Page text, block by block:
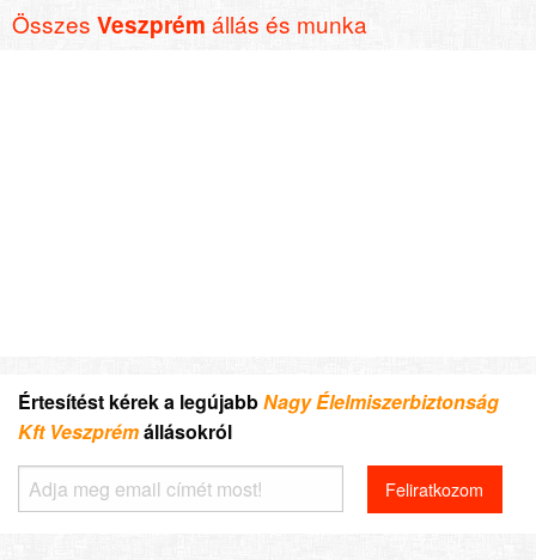
Összes Veszprém állás és munka
Értesítést kérek a legújabbNagy Élelmiszerbiztonság
Kft Veszprémállásokról